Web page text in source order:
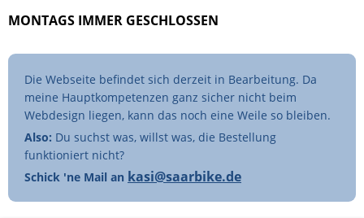
MONTAGS IMMER GESCHLOSSEN
Die Webseite befindet sich derzeit in Bearbeitung. Da
meine Hauptkompetenzen ganz sicher nicht beim
Webdesign liegen, kann das noch eine Weile so bleiben.
Also: Du suchst was, willst was, die Bestellung
funktioniert nicht?
Schick 'ne Mail an kasi@saarbike.de